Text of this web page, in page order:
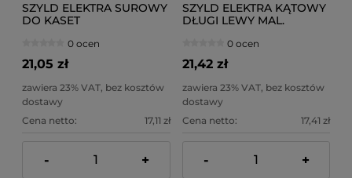
SZYLD ELEKTRA SUROWY
DO KASET
0 ocen
21,05 zł
zawiera 23% VAT, bez kosztów
dostawy
Cena netto:
17,11 zł
- +
SZYLD ELEKTRA KĄTOWY
DŁUGI LEWY MAL.
0 ocen
21,42 zł
zawiera 23% VAT, bez kosztów
dostawy
Cena netto:
17,41 zł
- +